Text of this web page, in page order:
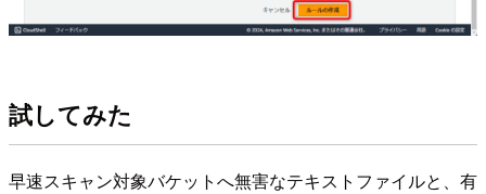
試してみた
早速スキャン対象バケットへ無害なテキストファイルと、有